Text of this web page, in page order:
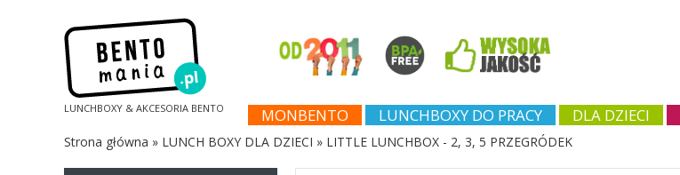
LUNCHBOXY & AKCESORIA BENTO MONBENTO LUNCHBOXY DO PRACY DLA DZIECI
Strona główna » LUNCH BOXY DLA DZIECI » LITTLE LUNCHBOX - 2, 3, 5 PRZEGRÓDEK